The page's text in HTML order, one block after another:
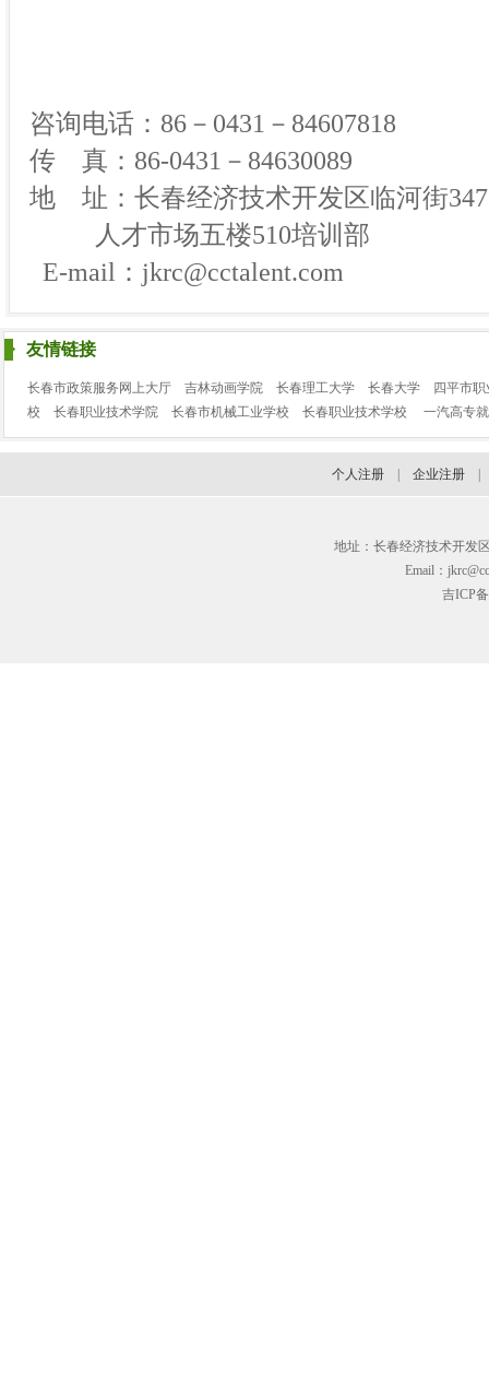
咨询电话：86－0431－84607818
传 真：86-0431－84630089
地 址：长春经济技术开发区临河街
人才市场五楼510培训部
E-mail： jkrc@cctalent.com
友情链接
长春市政策服务网上大厅 吉林动画学院 长春理工大学 长春大学
四平市
校
长春职业技术学院 长春市机械工业学校 长春职业技术学校 一汽高专
个人注册 企业注册
地址：长春经济技术开发
Email：
吉ICP